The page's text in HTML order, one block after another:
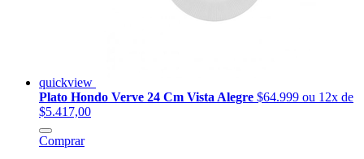
quickview
Plato Hondo Verve 24 Cm Vista Alegre $64.999 ou 12x de
$5.417,00
Comprar